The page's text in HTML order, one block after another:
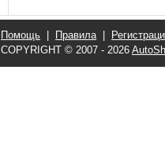
Помощь Правила|
COPYRIGHT © 2007 - 2026